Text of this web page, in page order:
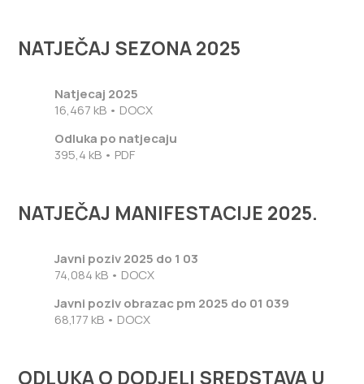
NATJEČAJ SEZONA 2025
Natjecaj 2025
16,467 kB • DOCX
Odluka po natjecaju
395,4 kB • PDF
NATJEČAJ MANIFESTACIJE 2025.
Javni poziv 2025 do 1 03
74,084 kB • DOCX
Javni poziv obrazac pm 2025 do 01 039
68,177 kB • DOCX
ODLUKA O DODJELI SREDSTAVA U